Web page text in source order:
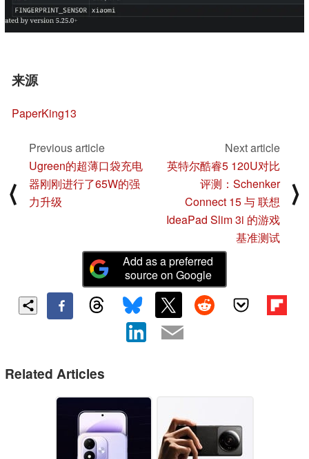
来源
PaperKing13
⟨
Previous article
Ugreen的超薄口袋充电
器刚刚进行了65W的强
力升级
Next article
英特尔酷睿5 120U对比
评测：Schenker
Connect 15 与 联想
IdeaPad Slim 3i 的游戏
基准测试
⟩
Add as a preferred
source on Google
Related Articles